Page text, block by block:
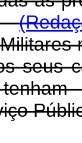
seus